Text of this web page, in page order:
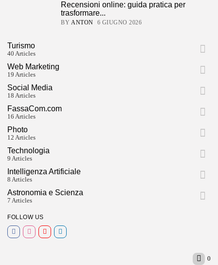
Recensioni online: guida pratica per
trasformare...
BY ANTON 6 GIUGNO 2026
Turismo
40 Articles
Web Marketing
19 Articles
Social Media
18 Articles
FassaCom.com
16 Articles
Photo
12 Articles
Technologia
9 Articles
Intelligenza Artificiale
8 Articles
Astronomia e Scienza
7 Articles
FOLLOW US
0